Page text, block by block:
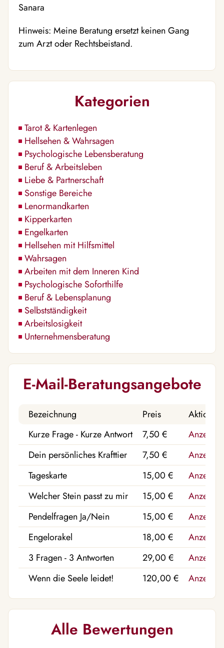
Sanara
Hinweis: Meine Beratung ersetzt keinen Gang
zum Arzt oder Rechtsbeistand.
Kategorien
Tarot & Kartenlegen
Hellsehen & Wahrsagen
Psychologische Lebensberatung
Beruf & Arbeitsleben
Liebe & Partnerschaft
Sonstige Bereiche
Lenormandkarten
Kipperkarten
Engelkarten
Hellsehen mit Hilfsmittel
Wahrsagen
Arbeiten mit dem Inneren Kind
Psychologische Soforthilfe
Beruf & Lebensplanung
Selbstständigkeit
Arbeitslosigkeit
Unternehmensberatung
E-Mail-Beratungsangebote
Bezeichnung Preis
Aktion
Kurze Frage - Kurze Antwort
7,50 €
Anzeigen
Dein persönliches Krafttier
7,50 €
Anzeigen
Tageskarte
15,00 €
Anzeigen
Welcher Stein passt zu mir
15,00 €
Anzeigen
Pendelfragen Ja/Nein
15,00 €
Anzeigen
Engelorakel
18,00 €
Anzeigen
3 Fragen - 3 Antworten
29,00 €
Anzeigen
Wenn die Seele leidet!
120,00 € Anzeigen
Alle Bewertungen